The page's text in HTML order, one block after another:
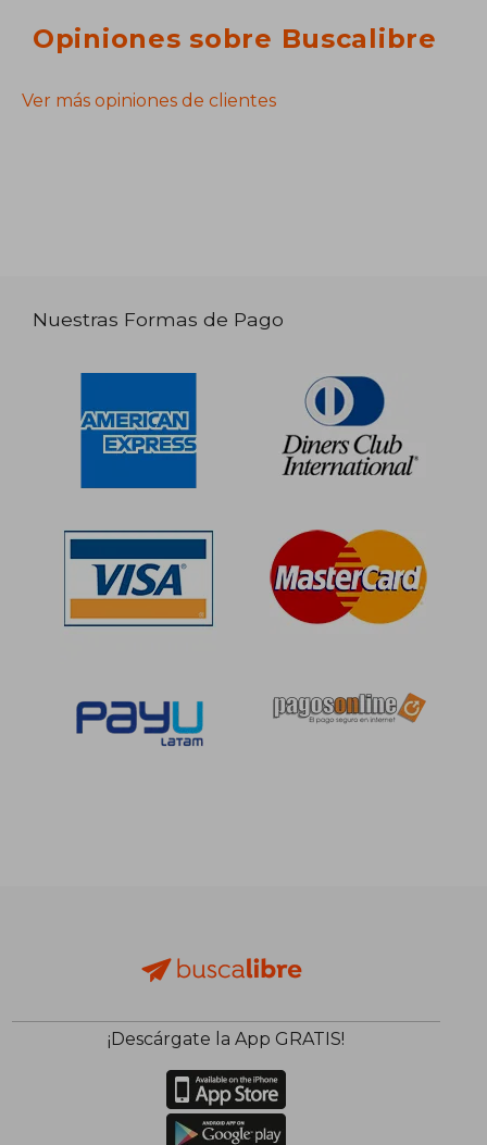
Opiniones sobre Buscalibre
Ver más opiniones de clientes
Nuestras Formas de Pago
¡Descárgate la App GRATIS!